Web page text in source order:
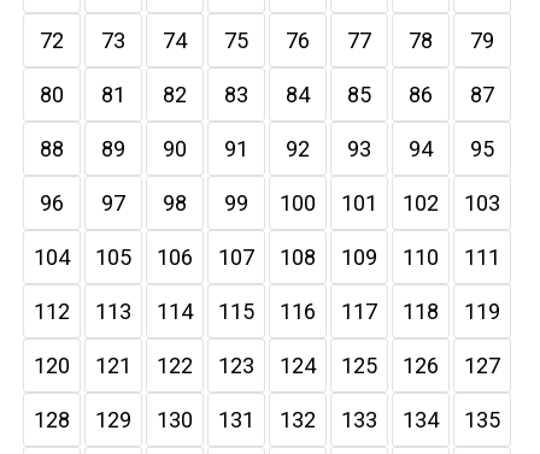
72 73 74 75 76 77 78 79
80 81 82 83 84 85 86 87
88 89 90 91 92 93 94 95
96 97 98 99 100 101 102 103
104 105 106 107 108 109 110 111
112 113 114 115 116 117 118 119
120 121 122 123 124 125 126 127
128 129 130 131 132 133 134 135